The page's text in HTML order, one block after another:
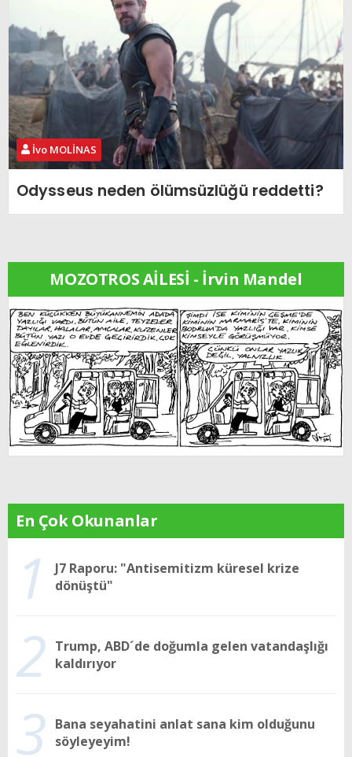
İvo MOLİNAS
Odysseus neden ölümsüzlüğü reddetti?
MOZOTROS AİLESİ - İrvin Mandel
En Çok Okunanlar
1
J7 Raporu: "Antisemitizm küresel krize
dönüştü"
2 Trump, ABD´de doğumla gelen vatandaşlığı
kaldırıyor
3 Bana seyahatini anlat sana kim olduğunu
söyleyeyim!